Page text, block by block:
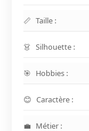
Taille :
Silhouette :
Hobbies :
Caractère :
Métier :